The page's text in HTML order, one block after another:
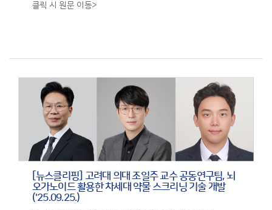
클릭 시 원문 이동>
[뉴스클리핑] 고려대 의대 조일주 교수 공동연구팀, 뇌
오가노이드 활용한 차세대 약물 스크리닝 기술 개발
('25.09.25.)